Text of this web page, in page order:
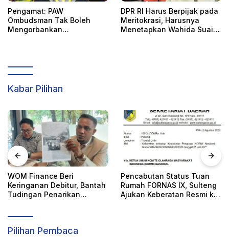
Pengamat: PAW
Ombudsman Tak Boleh
Mengorbankan
DPR RI Harus Berpijak pada
Meritokrasi, Harusnya
Menetapkan Wahida Suaib
Kabar Pilihan
WOM Finance Beri
Keringanan Debitur, Bantah
Tudingan Penarikan
Pencabutan Status Tuan
Rumah FORNAS IX, Sulteng
Ajukan Keberatan Resmi ke
Pilihan Pembaca